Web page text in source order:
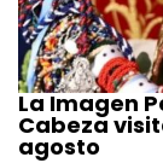
La Imagen
Cabeza
agosto